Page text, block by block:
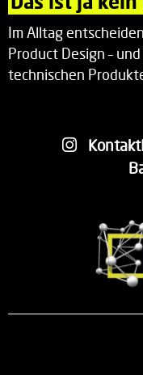
Im Alltag
Product Design –
technischen
Kontakt